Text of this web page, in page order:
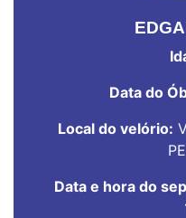
Data do
Local do velório:
Data e hora do